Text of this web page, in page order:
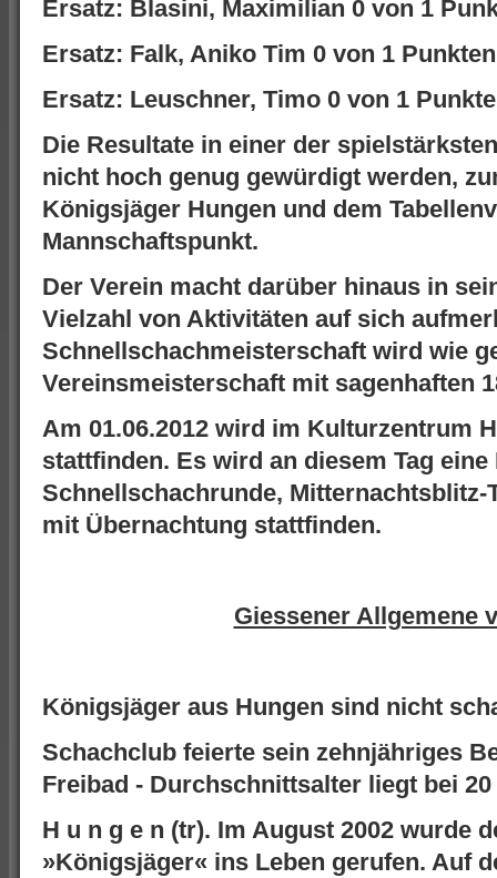
Ersatz: Blasini, Maximilian 0 von 1
Ersatz: Falk, Aniko Tim 0 von 1 Punkten
Ersatz: Leuschner, Timo 0 von 1
Die Resultate in einer der
nicht hoch genug gewürdigt werden,
Königsjäger Hungen und dem
Mannschaftspunkt.
Der Verein macht darüber hinaus in
Vielzahl von Aktivitäten auf sich
Schnellschachmeisterschaft wird wie
Vereinsmeisterschaft mit sagenhaften
Am 01.06.2012 wird im Kulturzentrum
stattfinden. Es wird an diesem Tag
Schnellschachrunde, Mitternachtsblitz-
mit Übernachtung stattfinden.
Giessener Allgemene
Königsjäger aus Hungen sind nicht
Schachclub feierte sein zehnjähriges
Freibad - Durchschnittsalter liegt bei
H u n g e n (tr). Im August 2002 wurde
»Königsjäger« ins Leben gerufen. Auf